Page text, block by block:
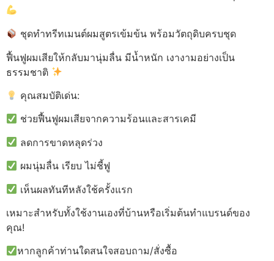
ชุดทำทรีทเมนต์ผมสูตรเข้มข้น พร้อมวัตถุดิบครบชุด
ฟื้นฟูผมเสียให้กลับมานุ่มลื่น มีน้ำหนัก เงางามอย่างเป็น
ธรรมชาติ
คุณสมบัติเด่น:
ช่วยฟื้นฟูผมเสียจากความร้อนและสารเคมี
ลดการขาดหลุดร่วง
ผมนุ่มลื่น เรียบ ไม่ชี้ฟู
เห็นผลทันทีหลังใช้ครั้งแรก
เหมาะสำหรับทั้งใช้งานเองที่บ้านหรือเริ่มต้นทำแบรนด์ของ
คุณ!
หากลูกค้าท่านใดสนใจสอบถาม/สั่งซื้อ